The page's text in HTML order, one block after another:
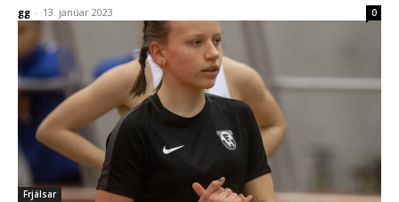
gg - 13. janúar 2023 0
Frjálsar